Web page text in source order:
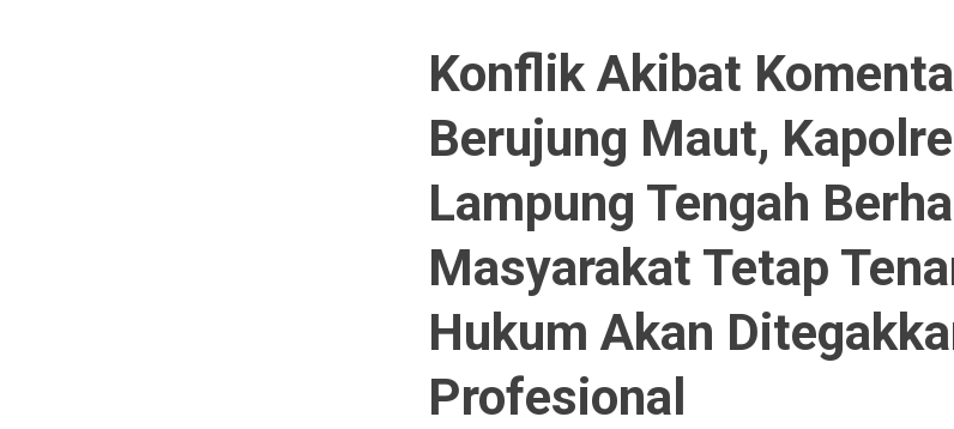
Konflik Akibat
Berujung Maut,
Lampung Tengah
Masyarakat Tetap
Hukum Akan
Profesional